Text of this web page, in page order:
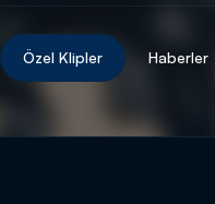
Özel Klipler Haberler